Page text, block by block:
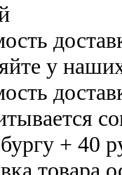
у
+ 40
товара